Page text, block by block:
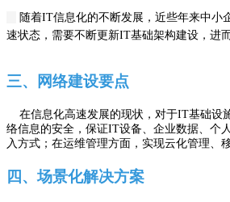
随着IT信息化的不断发展，近些年来中
速状态，需要不断更新IT基础架构建设，进
三、网络建设要点
在信息化高速发展的现状，对于IT基础设
络信息的安全，保证IT设备、企业数据、个
入方式；在运维管理方面，实现云化管理、
四、场景化解决方案